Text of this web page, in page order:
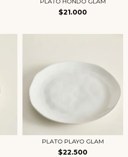
$21.000
PLATO PLAYO GLAM
$22.500